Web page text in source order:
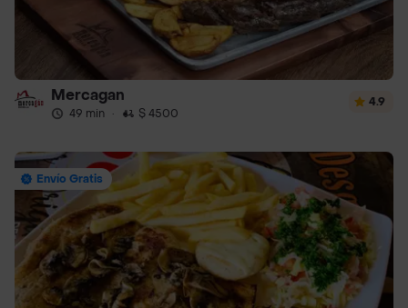
Mercagan
49 min · $ 4500
4.9
Envío Gratis